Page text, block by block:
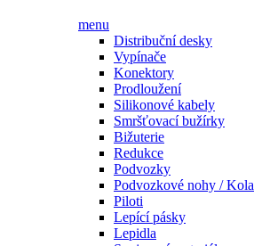
menu
Distribuční desky
Vypínače
Konektory
Prodloužení
Silikonové kabely
Smršťovací bužírky
Bižuterie
Redukce
Podvozky
Podvozkové nohy / Kola
Piloti
Lepící pásky
Lepidla